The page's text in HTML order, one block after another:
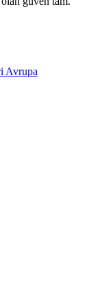
Avrupa